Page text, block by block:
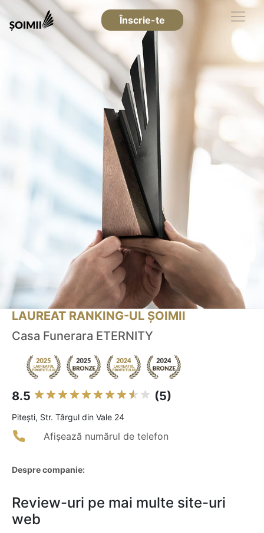
Înscrie-te
LAUREAT RANKING-UL ȘOIMII
Casa Funerara ETERNITY
8.5 (5)
Piteşti, Str. Târgul din Vale 24
Afișează numărul de telefon
Despre companie:
Review-uri pe mai multe site-uri
web